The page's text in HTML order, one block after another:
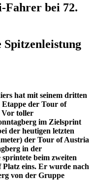
Fahrer bei 72.
hat mit seinem dritten
Etappe der Tour of
Vor toller
im Zielsprint
der heutigen letzten
der Tour of Austria
in der
beim zweiten
eins. Er wurde nach
von der Gruppe